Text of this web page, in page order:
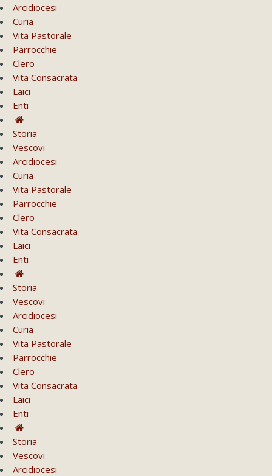
Arcidiocesi
Curia
Vita Pastorale
Parrocchie
Clero
Vita Consacrata
Laici
Enti
Storia
Vescovi
Arcidiocesi
Curia
Vita Pastorale
Parrocchie
Clero
Vita Consacrata
Laici
Enti
Storia
Vescovi
Arcidiocesi
Curia
Vita Pastorale
Parrocchie
Clero
Vita Consacrata
Laici
Enti
Storia
Vescovi
Arcidiocesi